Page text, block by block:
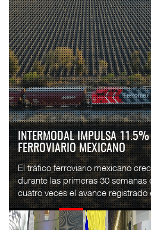
INTERMODAL IMPULSA 11.5%
FERROVIARIO MEXICANO
El tráfico ferroviario mexicano
durante las primeras 30 semanas
cuatro veces el avance registrado